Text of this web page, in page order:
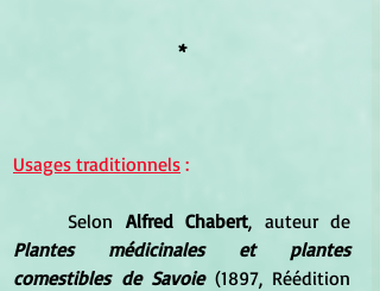
*
Usages traditionnels :
	Selon
Alfred Chabert
Plantes médicinales et plantes
comestibles de Savoie (1897, Réédition